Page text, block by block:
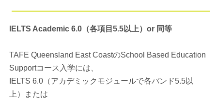
IELTS Academic 6.0（各項目5.5以上）or 同等
TAFE Queensland East CoastのSchool Based Education
Supportコース入学には、
IELTS 6.0（アカデミックモジュールで各バンド5.5以
上）または